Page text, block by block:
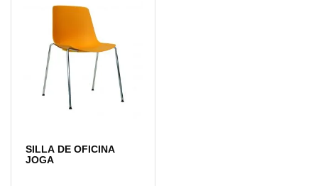
SILLA DE OFICINA
JOGA